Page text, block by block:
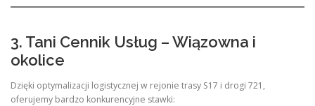
3. Tani Cennik Usług – Wiązowna i
okolice
Dzięki optymalizacji logistycznej w rejonie trasy S17 i drogi 721,
oferujemy bardzo konkurencyjne stawki: